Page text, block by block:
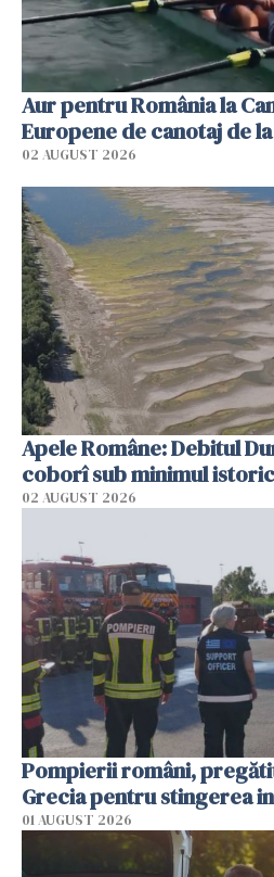
Aur pentru România la
Europene de canotaj de
02 AUGUST 2026
Apele Române: Debitul
coborî sub minimul
02 AUGUST 2026
Pompierii români,
Grecia pentru stingerea
01 AUGUST 2026